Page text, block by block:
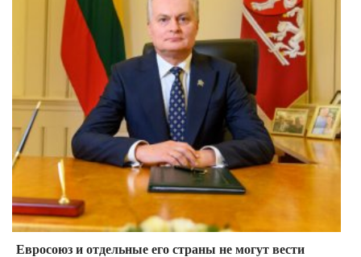
Евросоюз и отдельные его страны не могут вести